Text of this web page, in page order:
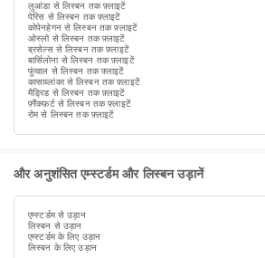
लुआंडा से लिस्बन तक फ़्लाइटें
पेरिस से लिस्बन तक फ़्लाइटें
कोपेनहेगन से लिस्बन तक फ़्लाइटें
ओस्लो से लिस्बन तक फ़्लाइटें
ब्रसेल्स से लिस्बन तक फ़्लाइटें
बार्सिलोना से लिस्बन तक फ़्लाइटें
फुंचाल से लिस्बन तक फ़्लाइटें
कासाब्लांका से लिस्बन तक फ़्लाइटें
मैड्रिड से लिस्बन तक फ़्लाइटें
फ़्रैंकफ़र्ट से लिस्बन तक फ़्लाइटें
रोम से लिस्बन तक फ़्लाइटें
और अनुशंसित एम्स्टर्डम और लिस्बन उड़ानें
एम्स्टर्डम से उड़ान
लिस्बन से उड़ान
एम्स्टर्डम के लिए उड़ान
लिस्बन के लिए उड़ान